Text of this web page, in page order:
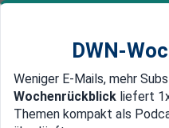
Newsticker MEIN DWN:
Edelmetalle
DWN-
Weniger E-Mails, mehr
Wochenrückblick liefert
Themen kompakt als